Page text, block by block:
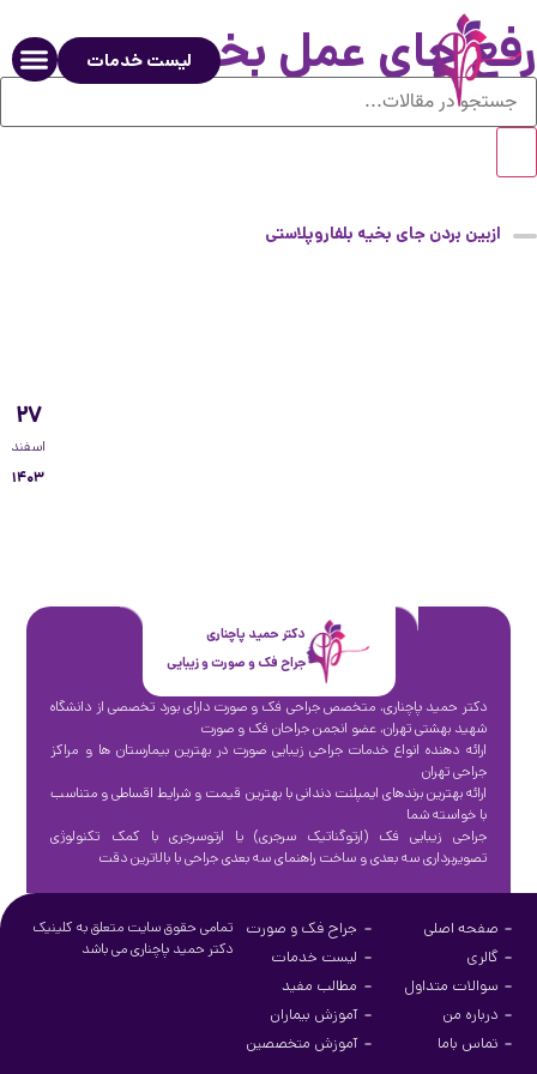
لیست خدماترفع جای عمل بخیه
ازبین بردن جای بخیه بلفاروپلاستی
۲۷
اسفند
۱۴۰۳
صفحه اصلی
گالری
سوالات متداول
درباره من
تماس باما
جراح فک و صورت
لیست خدمات
مطالب مفید
آموزش بیماران
آموزش متخصصین
تمامی حقوق سایت متعلق به کلینیک
دکتر حمید پاچناری می باشد
دکتر حمید پاچناری
جراح فک و صورت و زیبایی
دکتر حمید پاچناری، متخصص جراحی فک و صورت دارای بورد تخصصی از دانشگاه
شهید بهشتی تهران، عضو انجمن جراحان فک و صورت
ارائه دهنده انواع خدمات جراحی زیبایی صورت در بهترین بیمارستان ها و مراکز
جراحی تهران
ارائه بهترین برندهای ایمپلنت دندانی با بهترین قیمت و شرایط اقساطی و متناسب
با خواسته شما
جراحی زیبایی فک (ارتوگناتیک سرجری) یا ارتوسرجری با کمک تکنولوژی
تصویربرداری سه بعدی و ساخت راهنمای سه بعدی جراحی با بالاترین دقت